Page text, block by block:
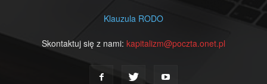
Klauzula RODO
Skontaktuj się z nami: kapitalizm@poczta.onet.pl